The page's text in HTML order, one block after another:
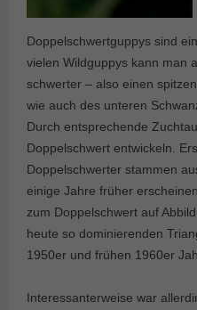
Doppelschwertguppys sind
vielen Wild­guppys kann man
schwerter – also einen
wie auch des unteren
Durch entsprechende
Doppelschwert entwickeln.
Doppelschwerter stammen
einige Jahre früher
zum Doppelschwert auf
heute so dominierenden
1950er und frühen 1960er
Interessanterweise war